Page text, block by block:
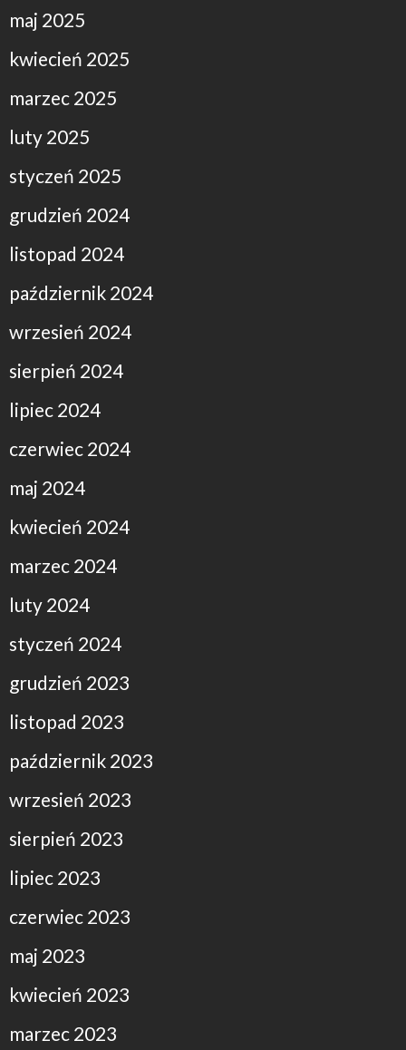
maj 2025
kwiecień 2025
marzec 2025
luty 2025
styczeń 2025
grudzień 2024
listopad 2024
październik 2024
wrzesień 2024
sierpień 2024
lipiec 2024
czerwiec 2024
maj 2024
kwiecień 2024
marzec 2024
luty 2024
styczeń 2024
grudzień 2023
listopad 2023
październik 2023
wrzesień 2023
sierpień 2023
lipiec 2023
czerwiec 2023
maj 2023
kwiecień 2023
marzec 2023